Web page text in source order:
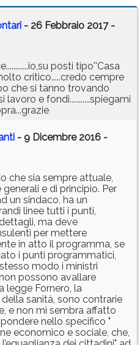
- 26 Febbraio 2017 -
posti tipo''Casa
critico.....credo cempre
che si tanno trovando
e fondi...........spiegami
- 9 Dicembre 2016 -
che sia sempre attuale,
e di principio. Per
un sindaco, ha un
linee tutti i punti,
ma deve
per mettere
in atto il programma, se
i punti programmatici,
modo i ministri
possono avallare
legge Fornero, la
sanità, sono contrarie
e non mi sembra affatto
nello specifico "
economico e sociale, che,